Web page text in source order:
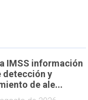
IMSS información
detección y
de ale...